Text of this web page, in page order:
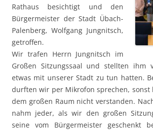
Rathaus besichtigt und den
Bürgermeister der Stadt Übach-
Palenberg, Wolfgang Jungnitsch,
getroffen.
Wir trafen Herrn Jungnitsch im
Großen Sitzungssaal und stellten ihm
etwas mit unserer Stadt zu tun hatten.
durften wir per Mikrofon sprechen, sonst
dem großen Raum nicht verstanden.
nahm jeder, als wir den großen
seine vom Bürgermeister geschenkt